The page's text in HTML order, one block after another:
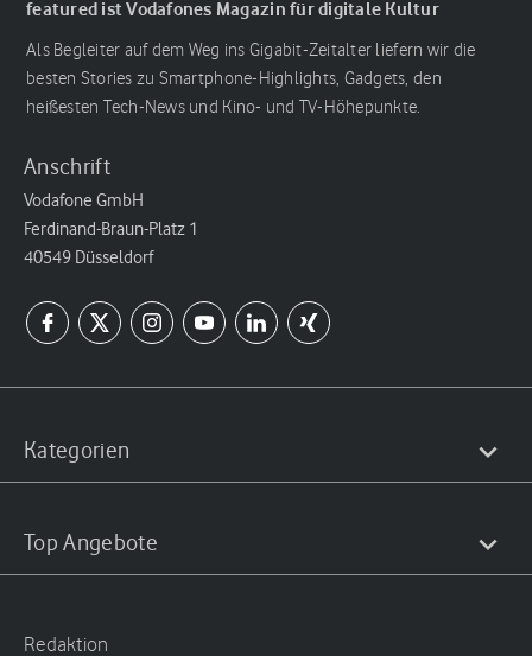
featured ist Vodafones Magazin für digitale Kultur
Als Begleiter auf dem Weg ins Gigabit-Zeitalter liefern wir die
besten Stories zu Smartphone-Highlights, Gadgets, den
heißesten Tech-News und Kino- und TV-Höhepunkte.
Anschrift
Vodafone GmbH
Ferdinand-Braun-Platz 1
40549 Düsseldorf
Kategorien
Top Angebote
Redaktion